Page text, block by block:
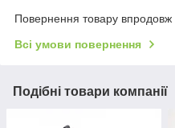
Повернення товару впродовж
Всі умови повернення
Подібні товари компанії